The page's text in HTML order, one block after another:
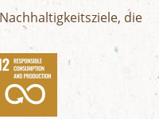
die